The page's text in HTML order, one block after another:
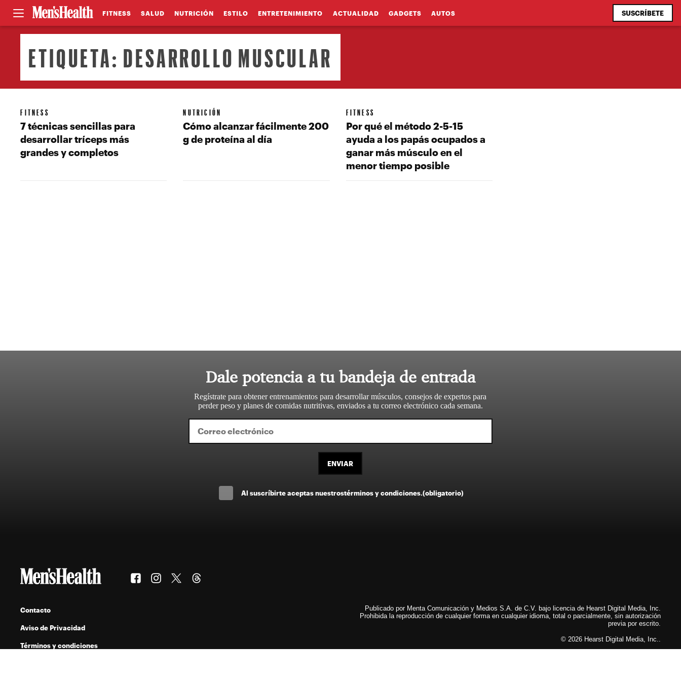
FITNESS SALUD NUTRICIÓN ESTILO ENTRETENIMIENTO ACTUALIDAD GADGETS AUTOS SUSCRÍBETE
ETIQUETA: DESARROLLO MUSCULAR
FITNESS
7 técnicas sencillas para
desarrollar tríceps más
grandes y completos
NUTRICIÓN
Cómo alcanzar fácilmente 200
g de proteína al día
FITNESS
Por qué el método 2-5-15
ayuda a los papás ocupados a
ganar más músculo en el
menor tiempo posible
Dale potencia a tu bandeja de entrada
Regístrate para obtener entrenamientos para desarrollar músculos, consejos de expertos para
perder peso y planes de comidas nutritivas, enviados a tu correo electrónico cada semana.
ENVIAR
Al suscríbirte aceptas nuestrostérminos y condiciones.(obligatorio)
Contacto
Aviso de Privacidad
Términos y condiciones
Publicado por Menta Comunicación y Medios S.A. de C.V. bajo licencia de Hearst Digital Media, Inc.
Prohibida la reproducción de cualquier forma en cualquier idioma, total o parcialmente, sin autorización
previa por escrito.
© 2026 Hearst Digital Media, Inc..